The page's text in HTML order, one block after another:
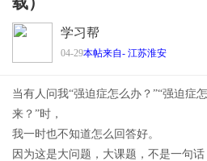
学习帮
04-29本帖来自- 江苏淮安
当有人问我“强迫症怎么办？”“强迫症
来？”时，
我一时也不知道怎么回答好。
因为这是大问题，大课题，不是一句